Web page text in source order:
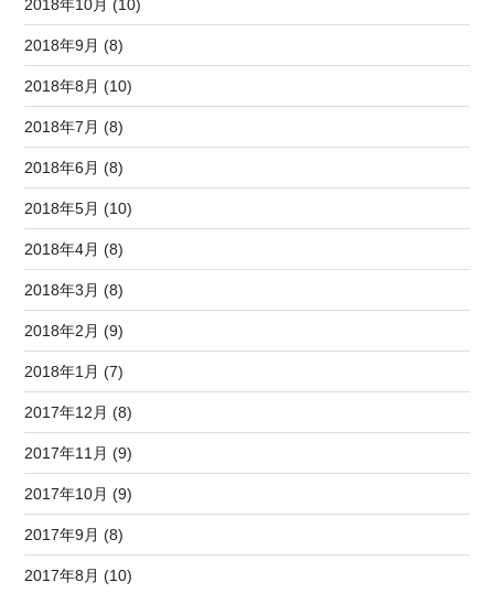
2018年10月 (10)
2018年9月 (8)
2018年8月 (10)
2018年7月 (8)
2018年6月 (8)
2018年5月 (10)
2018年4月 (8)
2018年3月 (8)
2018年2月 (9)
2018年1月 (7)
2017年12月 (8)
2017年11月 (9)
2017年10月 (9)
2017年9月 (8)
2017年8月 (10)